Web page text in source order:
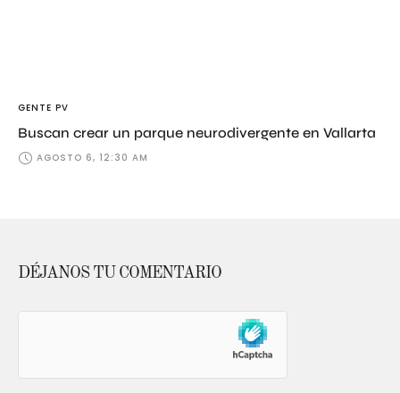
GENTE PV
Buscan crear un parque neurodivergente en Vallarta
AGOSTO 6, 12:30 AM
DÉJANOS TU COMENTARIO